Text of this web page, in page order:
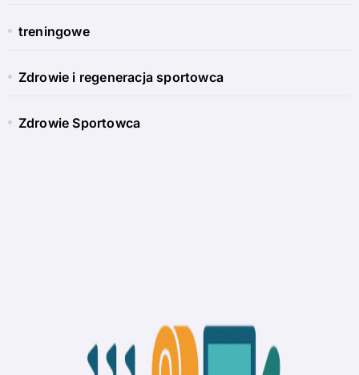
treningowe
Zdrowie i regeneracja sportowca
Zdrowie Sportowca